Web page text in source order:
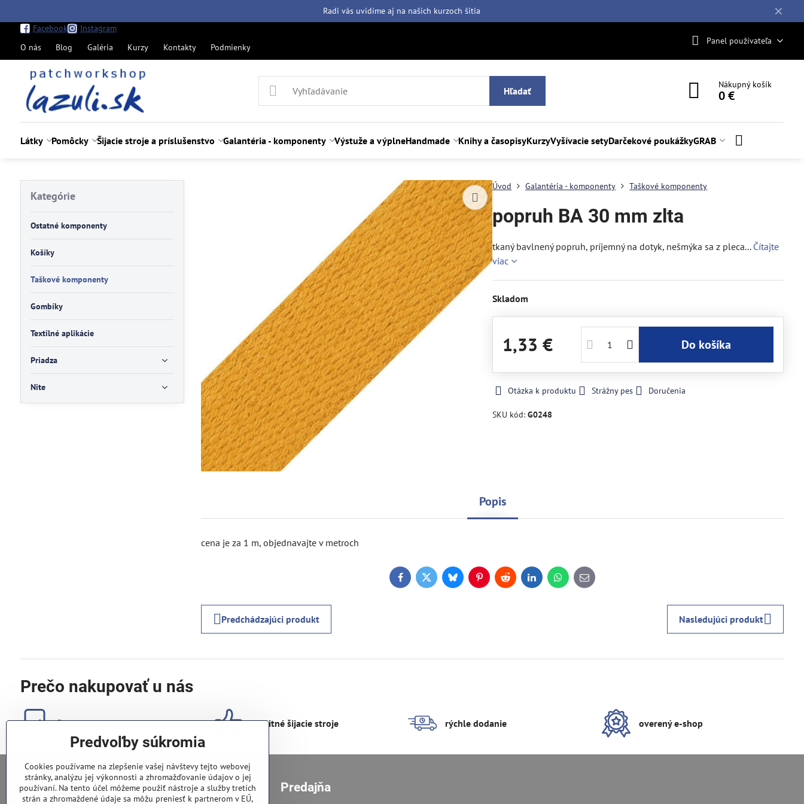
✕
Radi vás uvidíme aj na našich kurzoch šitia
Facebook
Instagram
O nás
Blog Galéria Kurzy Kontakty Podmienky
Panel používateľa
Hľadať
Nákupný košík
0 €
Látky Pomôcky Šijacie stroje a príslušenstvo Galantéria - komponenty Výstuže a výplneHandmade Knihy a časopisyKurzyVyšívacie setyDarčekové poukážkyGRAB
Úvod Galantéria - komponenty Taškové komponenty
popruh BA 30 mm zlta
tkaný bavlnený popruh, príjemný na dotyk, nešmýka sa z pleca... Čítajte
viac
Skladom
1,33 € Do košíka
Otázka k produktu Strážny pes Doručenia
SKU kód:G0248
Popis
cena je za 1 m, objednavajte v metroch
FacebookTwitterBlueskyPinterestRedditLinkedInWhatsApp
E-
mail
Predchádzajúci produkt Nasledujúci produkt
Kategórie
Ostatné komponenty
Košíky
Taškové komponenty
Gombíky
Textilné aplikácie
Priadza
Nite
Prečo nakupovať u nás
široká ponuka kvalitné šijacie stroje rýchle dodanie overený e-shop
0948 028 796 Predajňa
Predvoľby súkromia
Cookies používame na zlepšenie vašej návštevy tejto webovej
stránky, analýzu jej výkonnosti a zhromažďovanie údajov o jej
používaní. Na tento účel môžeme použiť nástroje a služby tretích
strán a zhromaždené údaje sa môžu preniesť k partnerom v EÚ,